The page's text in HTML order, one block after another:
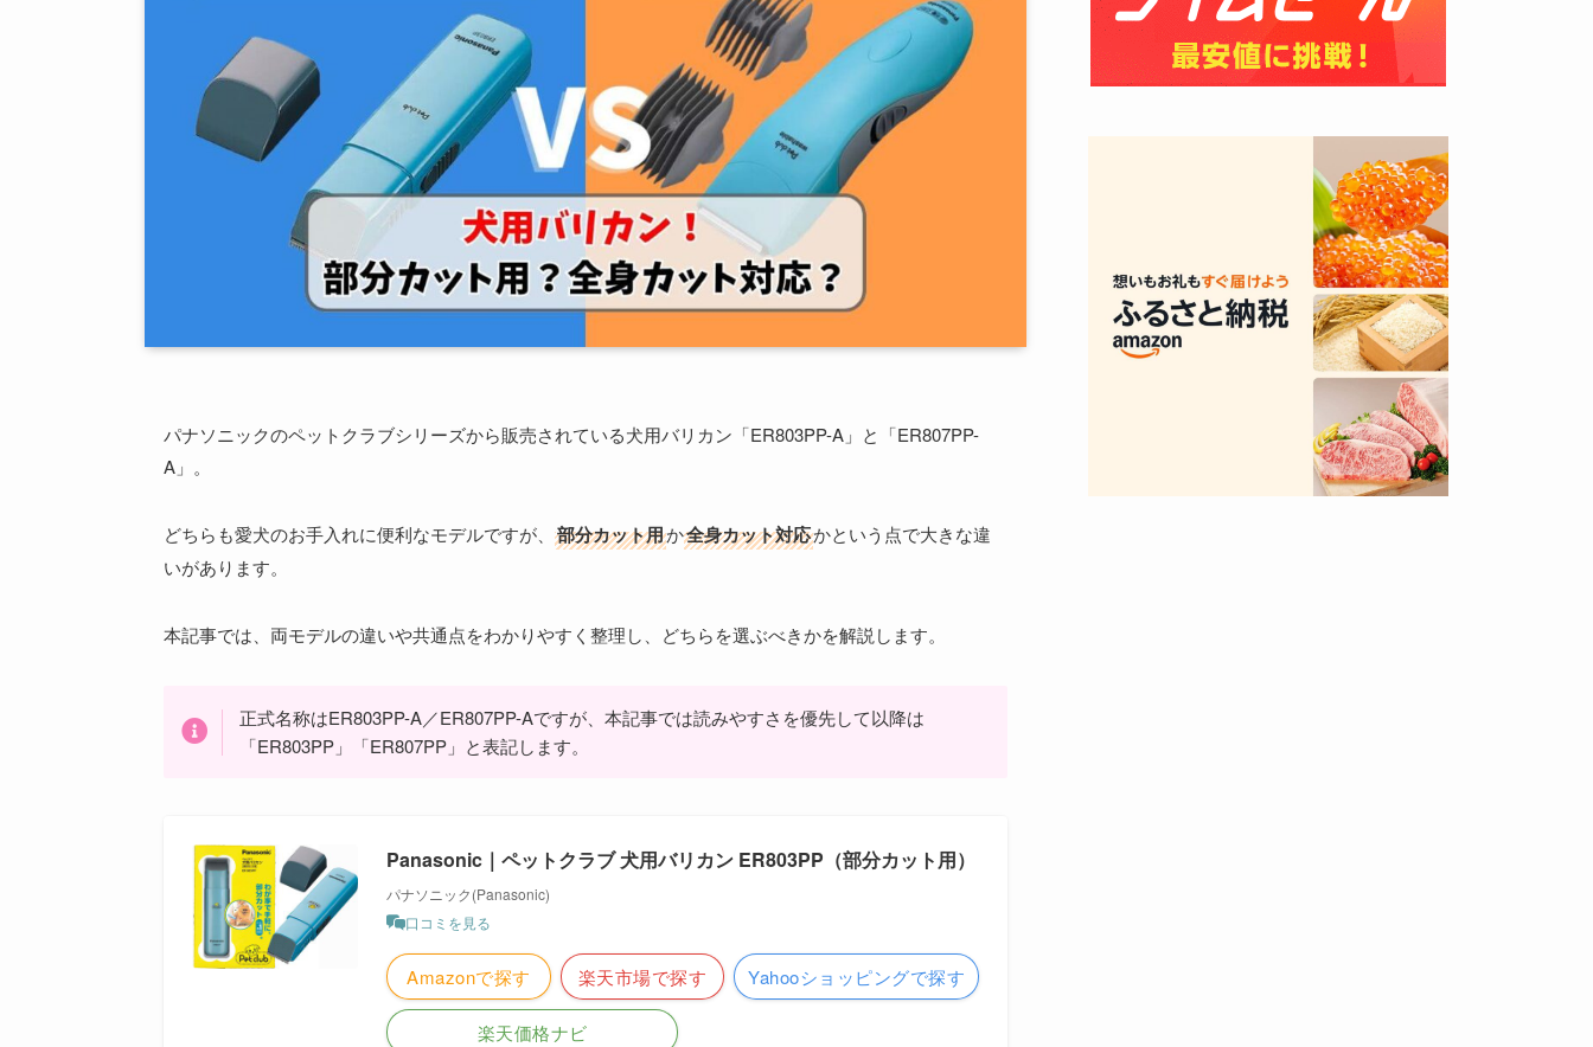
パナソニックのペットクラブシリーズから販売されている犬用バリカン「ER803PP-A」と「ER807PP-
A」。
どちらも愛犬のお手入れに便利なモデルですが、 部分カット用か全身カット対応かという点で大きな違
いがあります。
本記事では、両モデルの違いや共通点をわかりやすく整理し、どちらを選ぶべきかを解説します。
正式名称はER803PP-A／ER807PP-Aですが、本記事では読みやすさを優先して以降は
「ER803PP」「ER807PP」と表記します。
Panasonic｜ペットクラブ 犬用バリカン ER803PP（部分カット用）
パナソニック(Panasonic)
口コミを見る
Amazonで探す 楽天市場で探す Yahooショッピングで探す
楽天価格ナビ